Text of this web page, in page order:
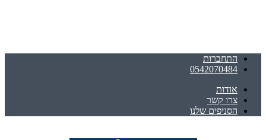
התחברות
0542070484
אודות
צרו קשר
הסניפים שלנו